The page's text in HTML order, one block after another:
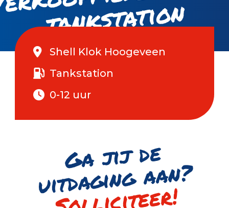
n
Shell Klok Hoogeveen
Tankstation
0-12 uur
G
a jij de
uitd
a
gi
n
g
a
a
n
?